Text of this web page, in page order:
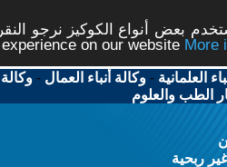
بعض أنواع الكوكيز نرجو
on our website
العلمانية -وكالة أنباء العمال -
الطب والعلوم
ربحية